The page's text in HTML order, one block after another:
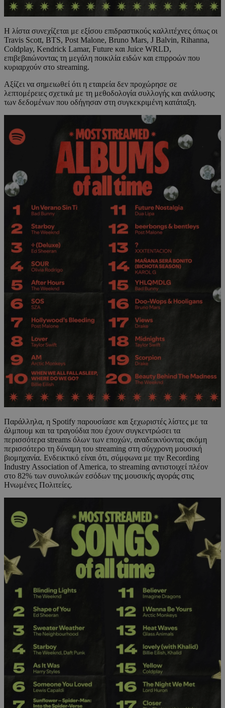
Η λίστα συνεχίζεται με εξίσου επιδραστικούς καλλιτέχνες όπως οι
Travis Scott, BTS, Post Malone, Bruno Mars, J Balvin, Rihanna,
Coldplay, Kendrick Lamar, Future και Juice WRLD,
επιβεβαιώνοντας τη μεγάλη ποικιλία ειδών και επιρροών που
κυριαρχούν στο streaming.
Αξίζει να σημειωθεί ότι η εταιρεία δεν προχώρησε σε
λεπτομέρειες σχετικά με τη μεθοδολογία συλλογής και ανάλυσης
των δεδομένων που οδήγησαν στη συγκεκριμένη κατάταξη.
Παράλληλα, η Spotify παρουσίασε και ξεχωριστές λίστες με τα
άλμπουμ και τα τραγούδια που έχουν συγκεντρώσει τα
περισσότερα streams όλων των εποχών, αναδεικνύοντας ακόμη
περισσότερο τη δύναμη του streaming στη σύγχρονη μουσική
βιομηχανία. Ενδεικτικό είναι ότι, σύμφωνα με την Recording
Industry Association of America, το streaming αντιστοιχεί πλέον
στο 82% των συνολικών εσόδων της μουσικής αγοράς στις
Ηνωμένες Πολιτείες.